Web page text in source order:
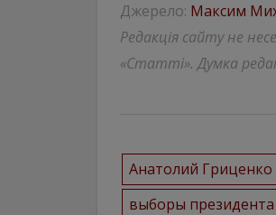
Джерело: Максим
Редакція сайту не
«Статті». Думка
Анатолий Гриценко
выборы президента